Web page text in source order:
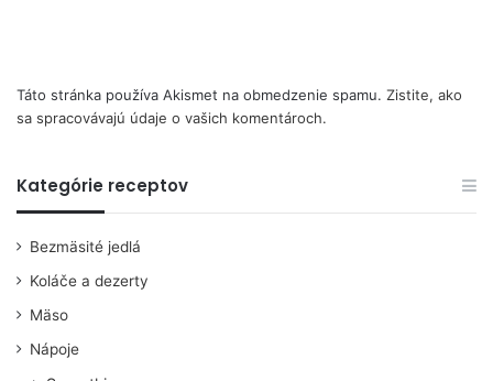
Táto stránka používa Akismet na obmedzenie spamu. Zistite, ako
sa spracovávajú údaje o vašich komentároch.
Kategórie receptov
Bezmäsité jedlá
Koláče a dezerty
Mäso
Nápoje